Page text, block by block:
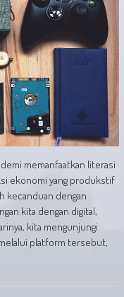
memanfaatkan literasi
ekonomi yang produkstif
kecanduan dengan
kita dengan digital,
kita mengunjungi
platform tersebut,